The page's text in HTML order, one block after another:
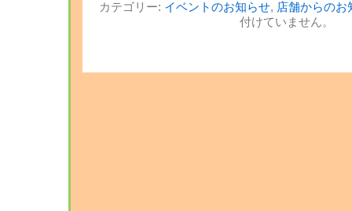
カテゴリー: イベントのお知らせ, 店舗からのお
付けていません。